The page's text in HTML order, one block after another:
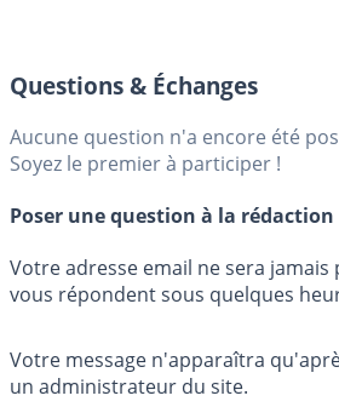
Questions & Échanges
Aucune question n'a encore été
Soyez le premier à participer !
Poser une question à la rédaction
Votre adresse email ne sera jamais
vous répondent sous quelques
Votre message n'apparaîtra
un administrateur du site.